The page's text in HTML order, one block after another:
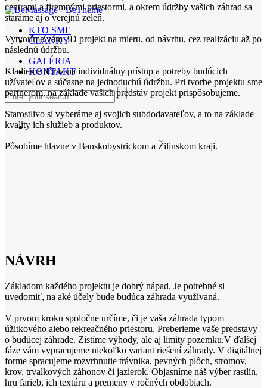
KTO SME
ČLÁNKY
GALÉRIA
KONTAKT
centrami a firemnými priestormi, a okrem údržby vašich záhrad sa
staráme aj o verejnú zeleň.
Vytvoríme vám 3D projekt na mieru, od návrhu, cez realizáciu až po
následnú údržbu.
Kladieme dôraz na individuálny prístup a potreby budúcich
užívateľov a súčasne na jednoduchú údržbu. Pri tvorbe projektu sme
partnerom, na základe vašich predstáv projekt prispôsobujeme.
Starostlivo si vyberáme aj svojich subdodavateľov, a to na základe
kvality ich služieb a produktov.
Pôsobíme hlavne v Banskobystrickom a Žilinskom kraji.
NÁVRH
Základom každého projektu je dobrý nápad. Je potrebné si
uvedomiť, na aké účely bude budúca záhrada využívaná.
V prvom kroku spoločne určíme, či je vaša záhrada typom
úžitkového alebo rekreačného priestoru. Preberieme vaše predstavy
o budúcej záhrade. Zistíme výhody, ale aj limity pozemku.V ďalšej
fáze vám vypracujeme niekoľko variant riešení záhrady. V digitálnej
forme spracujeme rozvrhnutie trávnika, pevných plôch, stromov,
krov, trvalkových záhonov či jazierok. Objasníme náš výber rastlín,
hru farieb, ich textúru a premeny v ročných obdobiach.